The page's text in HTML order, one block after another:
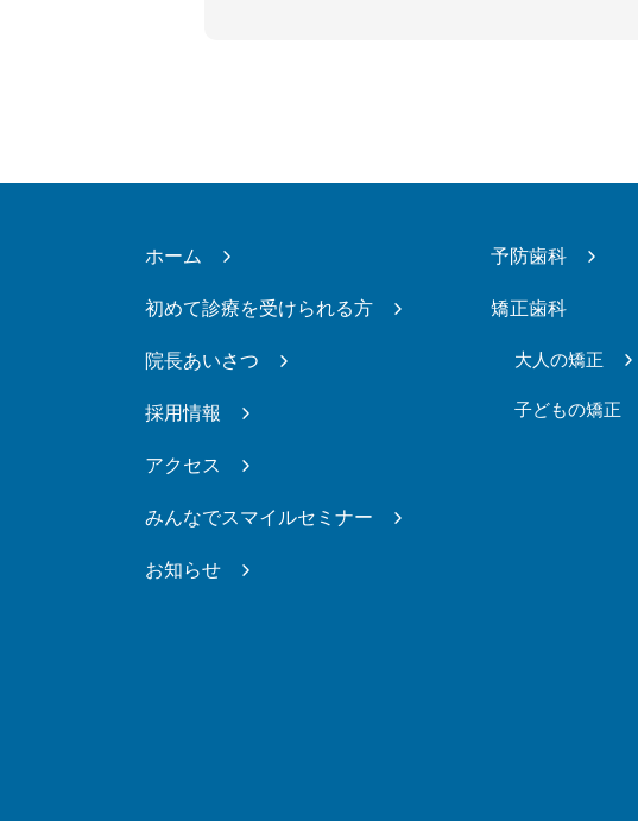
ホーム
初めて診療を受けられる方
院長あいさつ
採用情報
アクセス
みんなでスマイルセミナー
お知らせ
予防歯科
矯正歯科
大人の矯正
子どもの矯正